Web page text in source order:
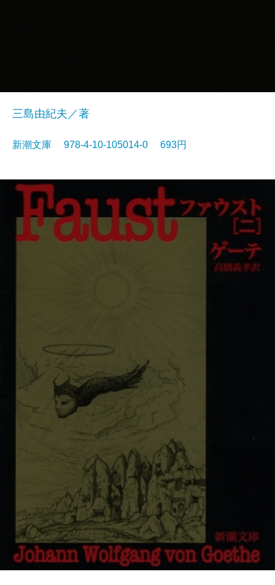
三島由紀夫／著
新潮文庫 978-4-10-105014-0 693円